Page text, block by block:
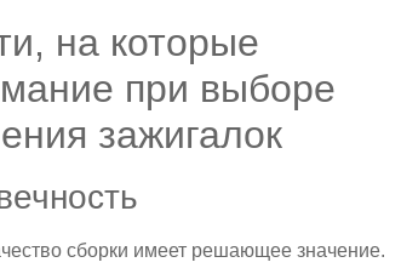
на которые
при выборе
зажигалок
сборки имеет решающее значение.